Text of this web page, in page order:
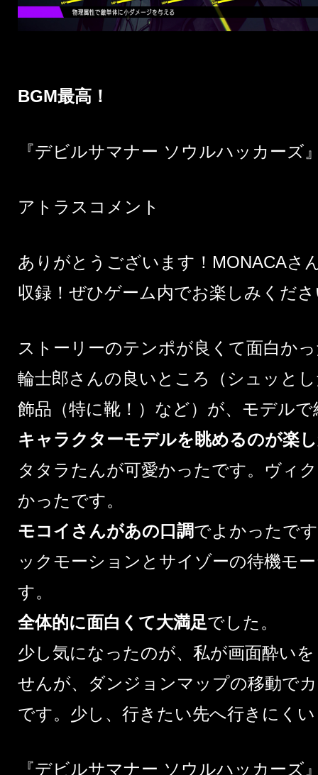
BGM最高！
『デビルサマナー ソウルハッカーズ
アトラスコメント
ありがとうございます！MONACAさ
収録！ぜひゲーム内でお楽しみくだ
ストーリーのテンポが良くて面白か
輪士郎さんの良いところ（シュッと
飾品（特に靴！）など）が、モデル
キャラクターモデルを眺めるのが楽
タタラたんが可愛かったです。ヴィ
かったです。
モコイさんがあの口調でよかったで
ックモーションとサイゾーの待機モ
す。
全体的に面白くて大満足でした。
少し気になったのが、私が画面酔い
せんが、ダンジョンマップの移動で
です。少し、行きたい先へ行きにく
『デビルサマナー ソウルハッカーズ